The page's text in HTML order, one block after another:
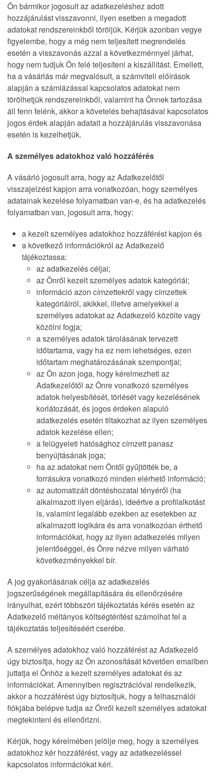
Ön bármikor jogosult az adatkezeléshez adott
hozzájárulást visszavonni, ilyen esetben a megadott
adatokat rendszereinkből töröljük. Kérjük azonban vegye
figyelembe, hogy a még nem teljesített megrendelés
esetén a visszavonás azzal a következménnyel járhat,
hogy nem tudjuk Ön felé teljesíteni a kiszállítást. Emellett,
ha a vásárlás már megvalósult, a számviteli előírások
alapján a számlázással kapcsolatos adatokat nem
törölhetjük rendszereinkből, valamint ha Önnek tartozása
áll fenn felénk, akkor a követelés behajtásával kapcsolatos
jogos érdek alapján adatait a hozzájárulás visszavonása
esetén is kezelhetjük.
A személyes adatokhoz való hozzáférés
A vásárló jogosult arra, hogy az Adatkezelőtől
visszajelzést kapjon arra vonatkozóan, hogy személyes
adatainak kezelése folyamatban van-e, és ha adatkezelés
folyamatban van, jogosult arra, hogy:
a kezelt személyes adatokhoz hozzáférést kapjon és
a következő információkról az Adatkezelő
tájékoztassa:
az adatkezelés céljai;
az Önről kezelt személyes adatok kategóriái;
információ azon címzettekről vagy címzettek
kategóriáiról, akikkel, illetve amelyekkel a
személyes adatokat az Adatkezelő közölte vagy
közölni fogja;
a személyes adatok tárolásának tervezett
időtartama, vagy ha ez nem lehetséges, ezen
időtartam meghatározásának szempontjai;
az Ön azon joga, hogy kérelmezheti az
Adatkezelőtől az Önre vonatkozó személyes
adatok helyesbítését, törlését vagy kezelésének
korlátozását, és jogos érdeken alapuló
adatkezelés esetén tiltakozhat az ilyen személyes
adatok kezelése ellen;
a felügyeleti hatósághoz címzett panasz
benyújtásának joga;
ha az adatokat nem Öntől gyűjtötték be, a
forrásukra vonatkozó minden elérhető információ;
az automatizált döntéshozatal tényéről (ha
alkalmazott ilyen eljárás), ideértve a profilalkotást
is, valamint legalább ezekben az esetekben az
alkalmazott logikára és arra vonatkozóan érthető
információkat, hogy az ilyen adatkezelés milyen
jelentőséggel, és Önre nézve milyen várható
következményekkel bír.
A jog gyakorlásának célja az adatkezelés
jogszerűségének megállapítására és ellenőrzésére
irányulhat, ezért többszöri tájékoztatás kérés esetén az
Adatkezelő méltányos költségtérítést számolhat fel a
tájékoztatás teljesítéséért cserébe.
A személyes adatokhoz való hozzáférést az Adatkezelő
úgy biztosítja, hogy az Ön azonosítását követően emailben
juttatja el Önhöz a kezelt személyes adatokat és az
információkat. Amennyiben regisztrációval rendelkezik,
akkor a hozzáférést úgy biztosítjuk, hogy a felhasználói
fiókjába belépve tudja az Önről kezelt személyes adatokat
megtekinteni és ellenőrizni.
Kérjük, hogy kérelmében jelölje meg, hogy a személyes
adatokhoz kér hozzáférést, vagy az adatkezeléssel
kapcsolatos információkat kéri.